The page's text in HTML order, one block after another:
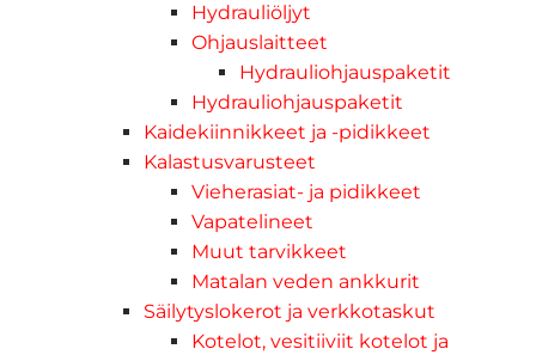
Hydrauliöljyt
Ohjauslaitteet
Hydrauliohjauspaketit
Hydrauliohjauspaketit
Kaidekiinnikkeet ja -pidikkeet
Kalastusvarusteet
Vieherasiat- ja pidikkeet
Vapatelineet
Muut tarvikkeet
Matalan veden ankkurit
Säilytyslokerot ja verkkotaskut
Kotelot, vesitiiviit kotelot ja